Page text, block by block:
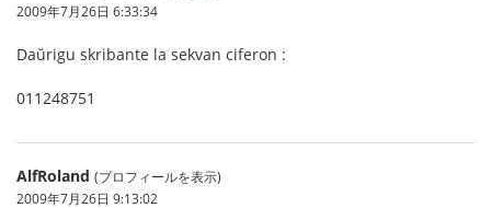
2009年7月26日 6:33:34
Daŭrigu skribante la sekvan ciferon :
011248751
AlfRoland (プロフィールを表示)
2009年7月26日 9:13:02